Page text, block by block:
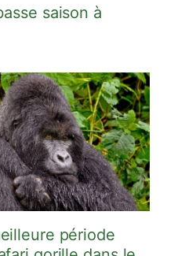
saison à
période